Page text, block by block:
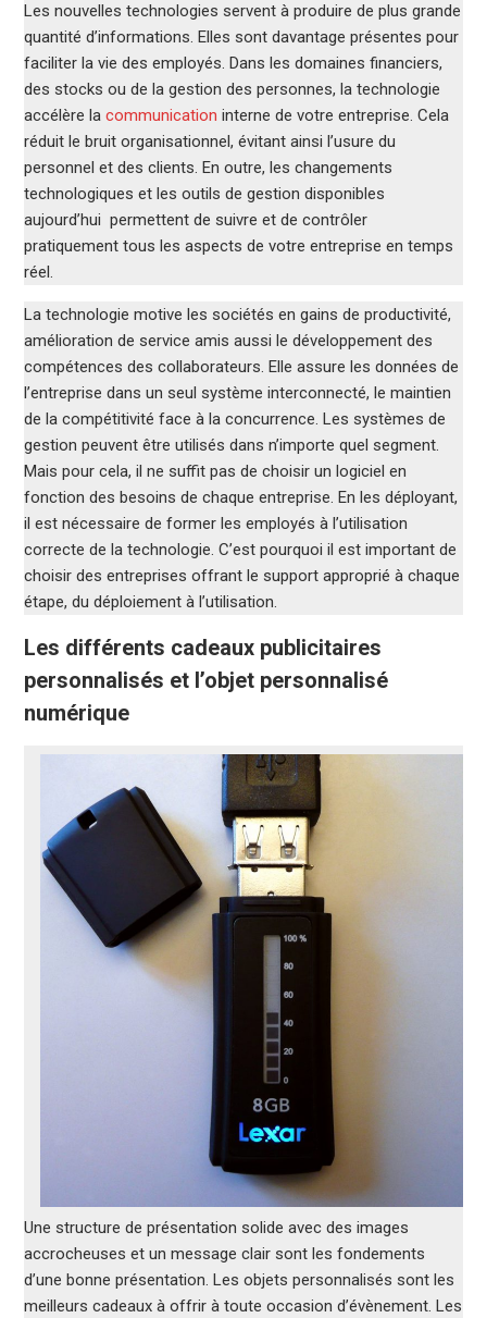
Les nouvelles technologies servent à produire de plus grande
quantité d’informations. Elles sont davantage présentes pour
faciliter la vie des employés. Dans les domaines financiers,
des stocks ou de la gestion des personnes, la technologie
accélère la communication interne de votre entreprise. Cela
réduit le bruit organisationnel, évitant ainsi l’usure du
personnel et des clients. En outre, les changements
technologiques et les outils de gestion disponibles
aujourd’hui permettent de suivre et de contrôler
pratiquement tous les aspects de votre entreprise en temps
réel.
La technologie motive les sociétés en gains de productivité,
amélioration de service amis aussi le développement des
compétences des collaborateurs. Elle assure les données de
l’entreprise dans un seul système interconnecté, le maintien
de la compétitivité face à la concurrence. Les systèmes de
gestion peuvent être utilisés dans n’importe quel segment.
Mais pour cela, il ne suffit pas de choisir un logiciel en
fonction des besoins de chaque entreprise. En les déployant,
il est nécessaire de former les employés à l’utilisation
correcte de la technologie. C’est pourquoi il est important de
choisir des entreprises offrant le support approprié à chaque
étape, du déploiement à l’utilisation.
Les différents cadeaux publicitaires
personnalisés et l’objet personnalisé
numérique
Une structure de présentation solide avec des images
accrocheuses et un message clair sont les fondements
d’une bonne présentation. Les objets personnalisés sont les
meilleurs cadeaux à offrir à toute occasion d’évènement. Les